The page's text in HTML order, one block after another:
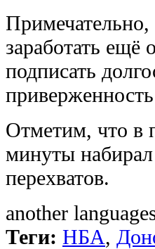
заработать
подписать
Отметим, что в
минуты
перехватов.
another
Теги: НБА,